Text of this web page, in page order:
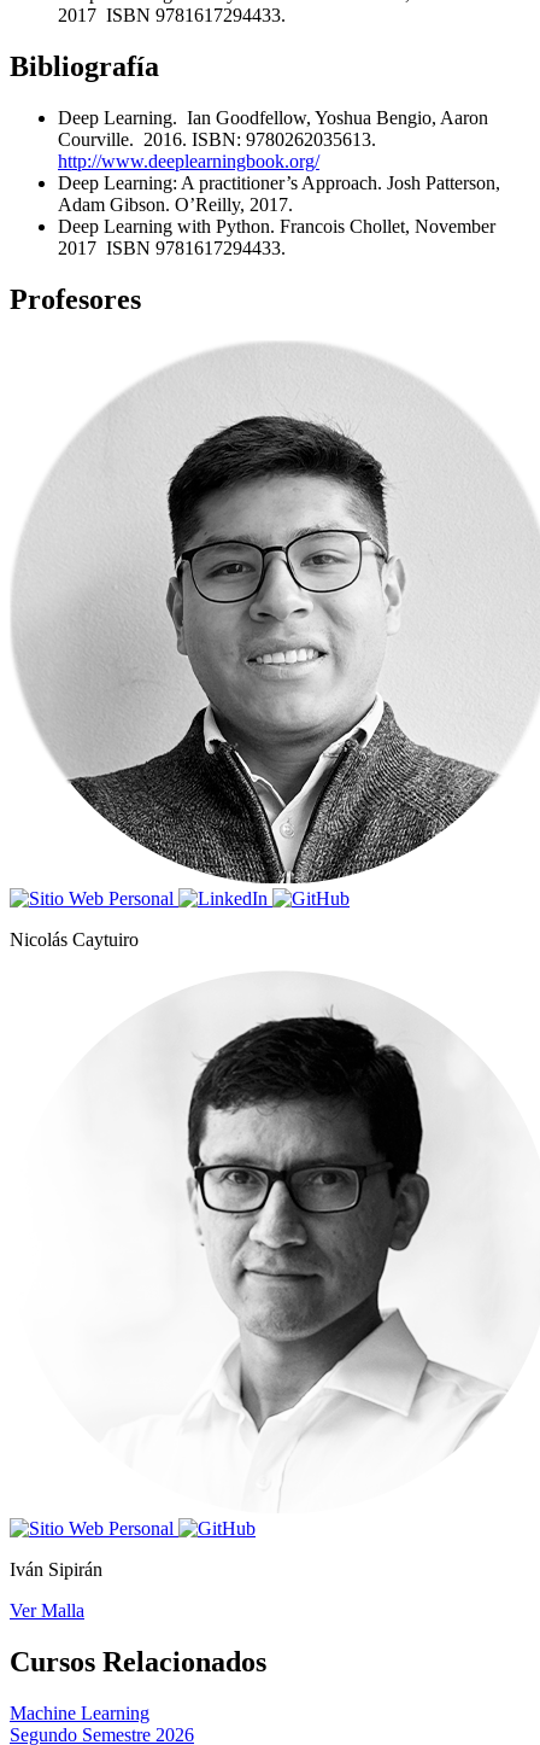
2017 ISBN 9781617294433.
Bibliografía
Deep Learning. Ian Goodfellow, Yoshua Bengio, Aaron
Courville. 2016. ISBN: 9780262035613.
http://www.deeplearningbook.org/
Deep Learning: A practitioner’s Approach. Josh Patterson,
Adam Gibson. O’Reilly, 2017.
Deep Learning with Python. Francois Chollet, November
2017 ISBN 9781617294433.
Profesores
Nicolás Caytuiro
Iván Sipirán
Ver Malla
Cursos Relacionados
Machine Learning
Segundo Semestre 2026